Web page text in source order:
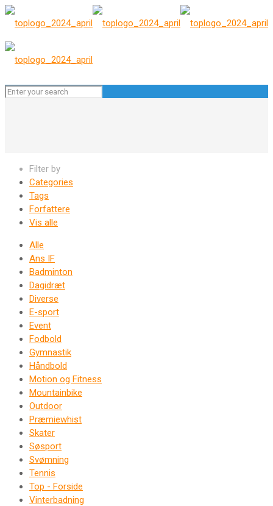
Filter by
Categories
Tags
Forfattere
Vis alle
Alle
Ans IF
Badminton
Dagidræt
Diverse
E-sport
Event
Fodbold
Gymnastik
Håndbold
Motion og Fitness
Mountainbike
Outdoor
Præmiewhist
Skater
Søsport
Svømning
Tennis
Top - Forside
Vinterbadning